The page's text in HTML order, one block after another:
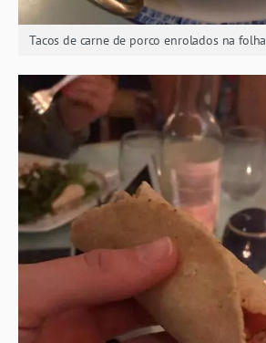
Tacos de carne de porco enrolados na folha